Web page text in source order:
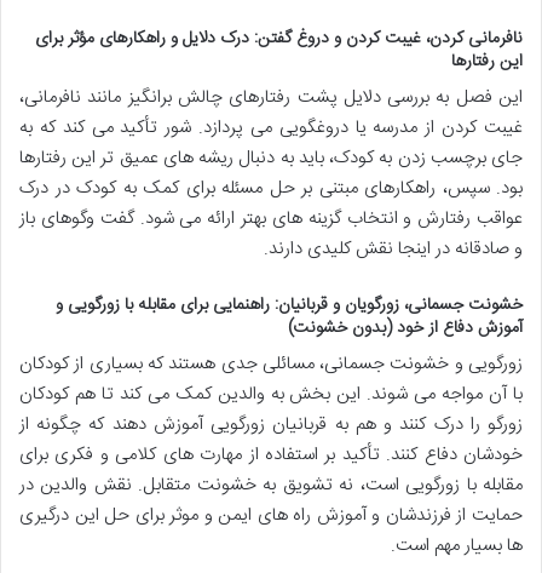
نافرمانی کردن، غیبت کردن و دروغ گفتن: درک دلایل و راهکارهای مؤثر برای
این رفتارها
این فصل به بررسی دلایل پشت رفتارهای چالش برانگیز مانند نافرمانی،
غیبت کردن از مدرسه یا دروغگویی می پردازد. شور تأکید می کند که به
جای برچسب زدن به کودک، باید به دنبال ریشه های عمیق تر این رفتارها
بود. سپس، راهکارهای مبتنی بر حل مسئله برای کمک به کودک در درک
عواقب رفتارش و انتخاب گزینه های بهتر ارائه می شود. گفت وگوهای باز
و صادقانه در اینجا نقش کلیدی دارند.
خشونت جسمانی، زورگویان و قربانیان: راهنمایی برای مقابله با زورگویی و
آموزش دفاع از خود (بدون خشونت)
زورگویی و خشونت جسمانی، مسائلی جدی هستند که بسیاری از کودکان
با آن مواجه می شوند. این بخش به والدین کمک می کند تا هم کودکان
زورگو را درک کنند و هم به قربانیان زورگویی آموزش دهند که چگونه از
خودشان دفاع کنند. تأکید بر استفاده از مهارت های کلامی و فکری برای
مقابله با زورگویی است، نه تشویق به خشونت متقابل. نقش والدین در
حمایت از فرزندشان و آموزش راه های ایمن و موثر برای حل این درگیری
ها بسیار مهم است.